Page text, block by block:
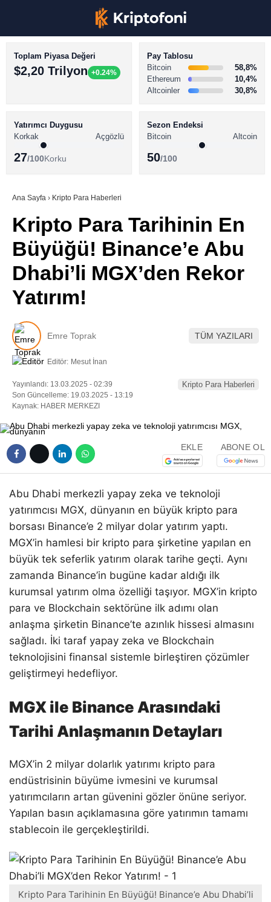
Youtube
TikTok
BİTCOİN HABERLERİ
ALTCOİN HABERLERİ
SÖZLÜK
Toplam Piyasa Değeri
$2,20 Trilyon +0.24%
Pay Tablosu
Bitcoin
58,8%
Ethereum
10,4%
Altcoinler
30,8%
Yatırımcı Duygusu
Korkak
Açgözlü
27/100Korku
Sezon Endeksi
Bitcoin
Altcoin
50/100
Ana Sayfa › Kripto Para Haberleri
Kripto Para Tarihinin En
Büyüğü! Binance’e Abu
Dhabi’li MGX’den Rekor
Yatırım!
Emre Toprak TÜM YAZILARI
Editör: Mesut İnan
Yayınlandı: 13.03.2025 - 02:39
Son Güncelleme: 19.03.2025 - 13:19
Kaynak: HABER MERKEZI
Kripto Para Haberleri
EKLE ABONE OL
Abu Dhabi merkezli yapay zeka ve teknoloji
yatırımcısı MGX, dünyanın en büyük kripto para
borsası Binance’e 2 milyar dolar yatırım yaptı.
MGX’in hamlesi bir kripto para şirketine yapılan en
büyük tek seferlik yatırım olarak tarihe geçti. Aynı
zamanda Binance’in bugüne kadar aldığı ilk
kurumsal yatırım olma özelliği taşıyor. MGX’in kripto
para ve Blockchain sektörüne ilk adımı olan
anlaşma şirketin Binance’te azınlık hissesi almasını
sağladı. İki taraf yapay zeka ve Blockchain
teknolojisini finansal sistemle birleştiren çözümler
geliştirmeyi hedefliyor.
MGX ile Binance Arasındaki
Tarihi Anlaşmanın Detayları
MGX’in 2 milyar dolarlık yatırımı kripto para
endüstrisinin büyüme ivmesini ve kurumsal
yatırımcıların artan güvenini gözler önüne seriyor.
Yapılan basın açıklamasına göre yatırımın tamamı
stablecoin ile gerçekleştirildi.
Kripto Para Tarihinin En Büyüğü! Binance’e Abu Dhabi’li